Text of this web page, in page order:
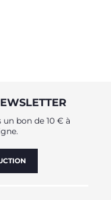
bon de 10 € à